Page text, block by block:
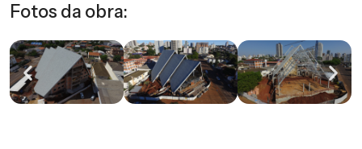
Fotos da obra: